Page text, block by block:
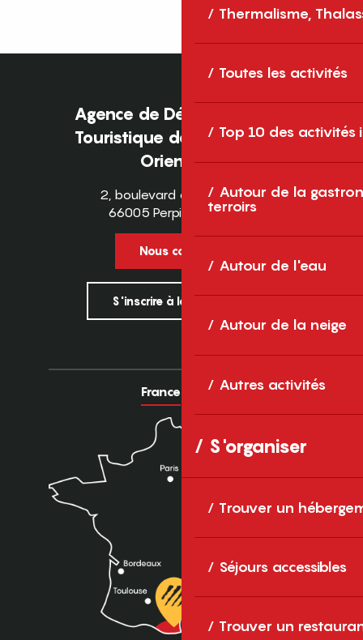
Thermalisme,
Toutes les activités
Top 10 des activités
Autour de la
terroirs
Autour de l'eau
Autour de la neige
Autres activités
S'organiser
Trouver un
Séjours accessibles
Trouver un
Agence de Développement
Touristique des Pyrénées-
Orientales
2, boulevard des Pyrénées
66005 Perpignan Cedex
Nous contacter
S'inscrire à la newsletter
France Europe